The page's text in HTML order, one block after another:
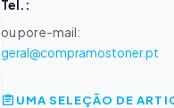
Tel.:
ou por e-mail:
geral@compramostoner.pt
UMA SELEÇÃO DE